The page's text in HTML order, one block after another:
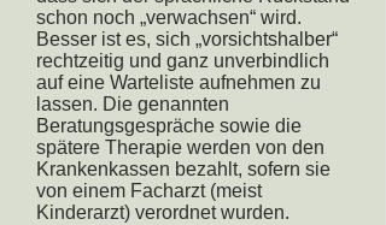
schon noch „verwachsen“ wird.
Besser ist es, sich „vorsichtshalber“
rechtzeitig und ganz unverbindlich
auf eine Warteliste aufnehmen zu
lassen. Die genannten
Beratungsgespräche sowie die
spätere Therapie werden von den
Krankenkassen bezahlt, sofern sie
von einem Facharzt (meist
Kinderarzt) verordnet wurden.